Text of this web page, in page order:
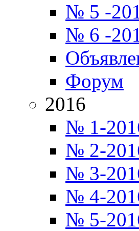
№ 5 -
№ 6 -
Форум
2016
№ 1-
№ 2-
№ 3-
№ 4-
№ 5-